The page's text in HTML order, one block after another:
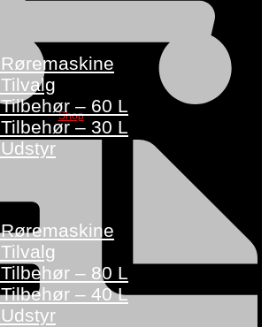
Shop– 60 L
– 30 L
– 80 L
– 40 L